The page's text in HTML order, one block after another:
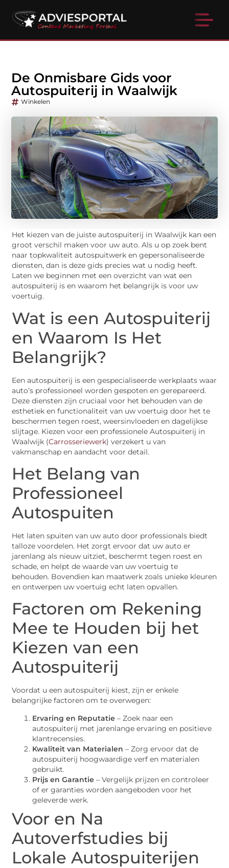
De Onmisbare Gids voor
Autospuiterij in Waalwijk
Winkelen
Het kiezen van de juiste autospuiterij in Waalwijk kan een
groot verschil maken voor uw auto. Als u op zoek bent
naar topkwaliteit autospuitwerk en gepersonaliseerde
diensten, dan is deze gids precies wat u nodig heeft.
Laten we beginnen met een overzicht van wat een
autospuiterij is en waarom het belangrijk is voor uw
voertuig.
Wat is een Autospuiterij
en Waarom Is Het
Belangrijk?
Een autospuiterij is een gespecialiseerde werkplaats waar
auto’s professioneel worden gespoten en gerepareerd.
Deze diensten zijn cruciaal voor het behouden van de
esthetiek en functionaliteit van uw voertuig door het te
beschermen tegen roest, weersinvloeden en dagelijkse
slijtage. Kiezen voor een professionele Autospuiterij in
Waalwijk (Carrosseriewerk) verzekert u van
vakmanschap en aandacht voor detail.
Het Belang van
Professioneel
Autospuiten
Het laten spuiten van uw auto door professionals biedt
talloze voordelen. Het zorgt ervoor dat uw auto er
jarenlang als nieuw uitziet, beschermt tegen roest en
schade, en helpt de waarde van uw voertuig te
behouden. Bovendien kan maatwerk zoals unieke kleuren
en ontwerpen uw voertuig echt laten opvallen.
Factoren om Rekening
Mee te Houden bij het
Kiezen van een
Autospuiterij
Voordat u een autospuiterij kiest, zijn er enkele
belangrijke factoren om te overwegen:
Ervaring en Reputatie – Zoek naar een
autospuiterij met jarenlange ervaring en positieve
klantrecensies.
Kwaliteit van Materialen – Zorg ervoor dat de
autospuiterij hoogwaardige verf en materialen
gebruikt.
Prijs en Garantie – Vergelijk prijzen en controleer
of er garanties worden aangeboden voor het
geleverde werk.
Voor en Na
Autoverfstudies bij
Lokale Autospuiterijen